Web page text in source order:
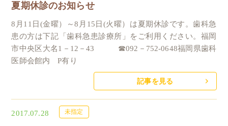
夏期休診のお知らせ
8月11日(金曜）～8月15日(火曜）は夏期休診です。歯科急
患の方は下記「歯科急患診療所」をご利用ください。福岡
市中央区大名1－12－43 ☎092－752-0648福岡県歯科
医師会館内 P有り
記事を見る
2017.07.28 未指定